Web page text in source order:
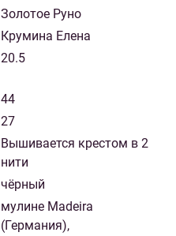
Золотое Руно
Крумина Елена
20.5
44
27
Вышивается крестом в 2
нити
чёрный
мулине Madeira
(Германия),